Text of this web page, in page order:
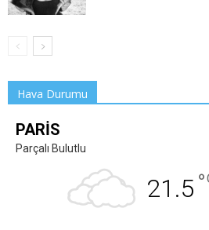
Hava Durumu
PARIS
Parçalı Bulutlu
21.5 °